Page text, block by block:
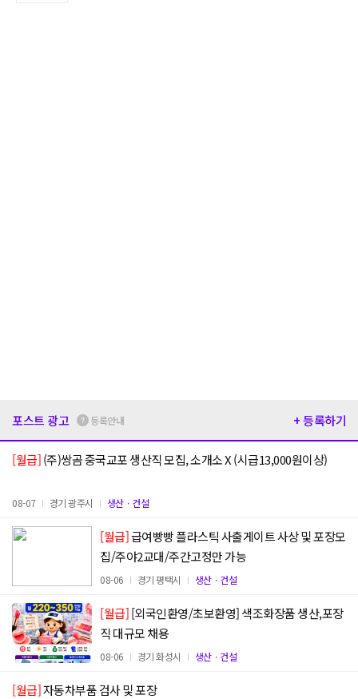
포스트 광고 등록안내 + 등록하기
[월급](주)쌍곰 중국교포 생산직 모집, 소개소 X (시급13,000원이상)
08-07 경기 광주시 생산ㆍ건설
[월급]
집/주야2교대/주간고정만 가능
08-06 경기 평택시 생산ㆍ건설
[월급]
직 대규모 채용
08-06 경기 화성시 생산ㆍ건설
[월급]자동차부품 검사 및 포장